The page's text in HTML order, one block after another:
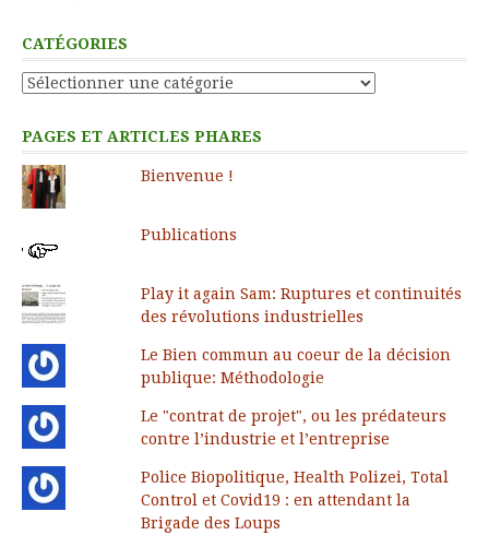
CATÉGORIES
Catégories
PAGES ET ARTICLES PHARES
Bienvenue !
Publications
Play it again Sam: Ruptures et continuités
des révolutions industrielles
Le Bien commun au coeur de la décision
publique: Méthodologie
Le "contrat de projet", ou les prédateurs
contre l’industrie et l’entreprise
Police Biopolitique, Health Polizei, Total
Control et Covid19 : en attendant la
Brigade des Loups